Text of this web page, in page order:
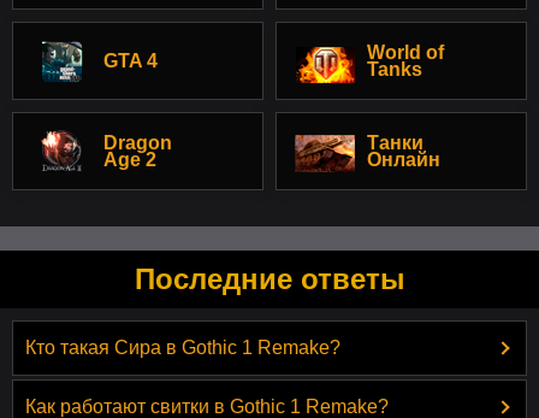
GTA 4
World of
Tanks
Dragon
Age 2
Танки
Онлайн
Последние ответы
Кто такая Сира в Gothic 1 Remake?
Как работают свитки в Gothic 1 Remake?